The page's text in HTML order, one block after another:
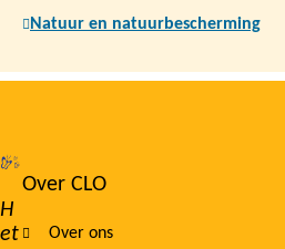
Natuur en natuurbescherming
H
et
Footer
Over CLO
Over ons